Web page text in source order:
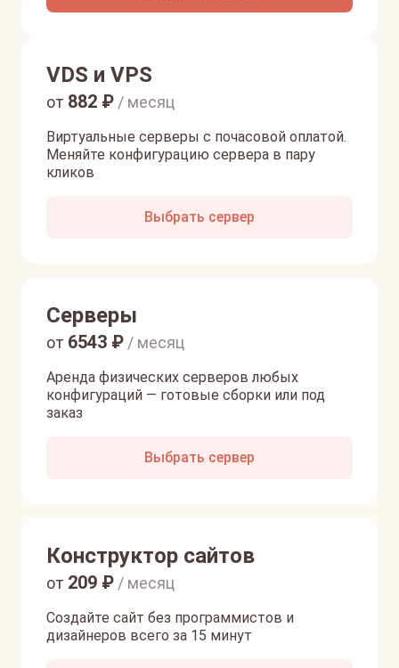
VDS и VPS
Виртуальные серверы с почасовой оплатой.
Меняйте конфигурацию сервера в пару
кликов
от 882 ₽ / месяц
Выбрать сервер
Серверы
Аренда физических серверов любых
конфигураций — готовые сборки или под
заказ
от 6543 ₽ / месяц
Выбрать сервер
Конструктор сайтов
Создайте сайт без программистов и
дизайнеров всего за 15 минут
от 209 ₽ / месяц